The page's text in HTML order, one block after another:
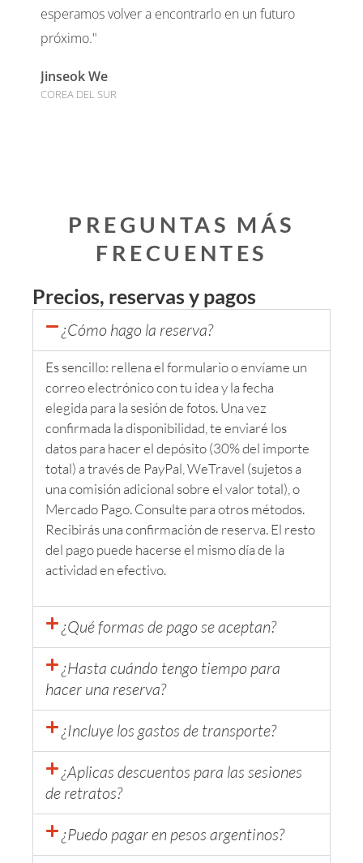
esperamos volver a encontrarlo en un futuro
próximo."
Jinseok We
COREA DEL SUR
PREGUNTAS MÁS
FRECUENTES
Precios, reservas y pagos
¿Cómo hago la reserva?
Es sencillo: rellena el formulario o envíame un
correo electrónico con tu idea y la fecha
elegida para la sesión de fotos. Una vez
confirmada la disponibilidad, te enviaré los
datos para hacer el depósito (30% del importe
total) a través de PayPal, WeTravel (sujetos a
una comisión adicional sobre el valor total), o
Mercado Pago. Consulte para otros métodos.
Recibirás una confirmación de reserva. El resto
del pago puede hacerse el mismo día de la
actividad en efectivo.
¿Qué formas de pago se aceptan?
¿Hasta cuándo tengo tiempo para
hacer una reserva?
¿Incluye los gastos de transporte?
¿Aplicas descuentos para las sesiones
de retratos?
¿Puedo pagar en pesos argentinos?